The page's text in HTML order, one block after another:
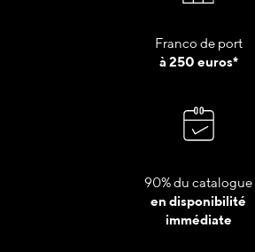
Franco de port
à 250 euros*
90% du catalogue
en disponibilité
immédiate